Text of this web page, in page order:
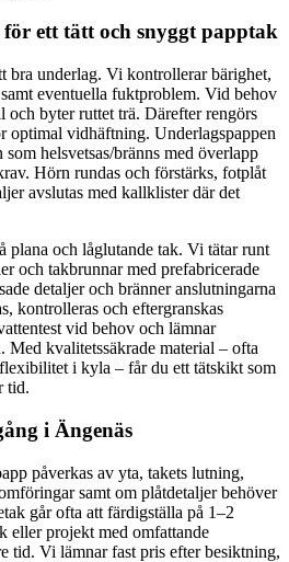
ett tätt och snyggt papptak
bra underlag. Vi kontrollerar bärighet,
eventuella fuktproblem. Vid behov
byter ruttet trä. Därefter rengörs
optimal vidhäftning. Underlagspappen
helsvetsas/bränns med överlapp
Hörn rundas och förstärks, fotplåt
avslutas med kallklister där det
plana och låglutande tak. Vi tätar runt
och takbrunnar med prefabricerade
detaljer och bränner anslutningarna
kontrolleras och eftergranskas
vid behov och lämnar
Med kvalitetssäkrade material – ofta
i kyla – får du ett tätskikt som
tid.
i Ängenäs
påverkas av yta, takets lutning,
samt om plåtdetaljer behöver
går ofta att färdigställa på 1–2
eller projekt med omfattande
tid. Vi lämnar fast pris efter besiktning,